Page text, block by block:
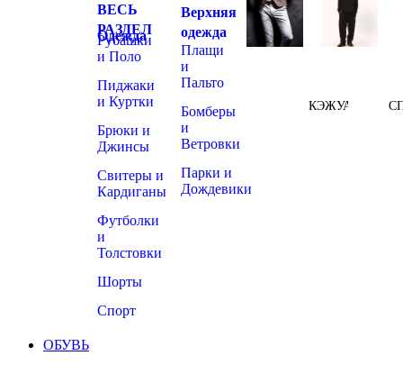
ВЕСЬ
РАЗДЕЛ
Одежда
Рубашки
и Поло
Пиджаки
и Куртки
Брюки и
Джинсы
Свитеры и
Кардиганы
Футболки
и
Толстовки
Шорты
Спорт
Верхняя
одежда
Плащи
и
Пальто
Бомберы
и
Ветровки
Парки и
Дождевики
КЭЖУАЛ
ОБУВЬ